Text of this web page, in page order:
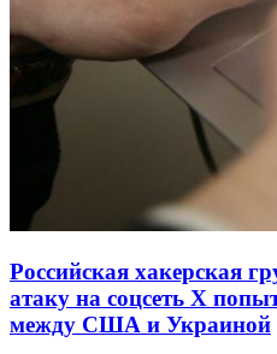
Российская хакерская
атаку на соцсеть Х
между США и Украиной